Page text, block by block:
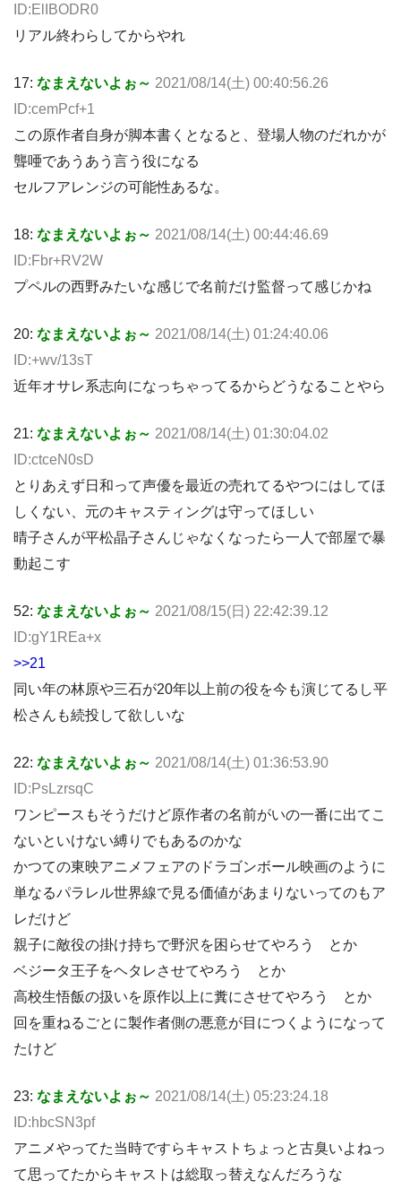
ID:ElIBODR0
リアル終わらしてからやれ
17: なまえないよぉ～ 2021/08/14(土) 00:40:56.26
ID:cemPcf+1
この原作者自身が脚本書くとなると、登場人物のだれかが
聾唖であうあう言う役になる
セルフアレンジの可能性あるな。
18: なまえないよぉ～ 2021/08/14(土) 00:44:46.69
ID:Fbr+RV2W
プペルの西野みたいな感じで名前だけ監督って感じかね
20: なまえないよぉ～ 2021/08/14(土) 01:24:40.06
ID:+wv/13sT
近年オサレ系志向になっちゃってるからどうなることやら
21: なまえないよぉ～ 2021/08/14(土) 01:30:04.02
ID:ctceN0sD
とりあえず日和って声優を最近の売れてるやつにはしてほ
しくない、元のキャスティングは守ってほしい
晴子さんが平松晶子さんじゃなくなったら一人で部屋で暴
動起こす
52: なまえないよぉ～ 2021/08/15(日) 22:42:39.12
ID:gY1REa+x
>>21
同い年の林原や三石が20年以上前の役を今も演じてるし平
松さんも続投して欲しいな
22: なまえないよぉ～ 2021/08/14(土) 01:36:53.90
ID:PsLzrsqC
ワンピースもそうだけど原作者の名前がいの一番に出てこ
ないといけない縛りでもあるのかな
かつての東映アニメフェアのドラゴンボール映画のように
単なるパラレル世界線で見る価値があまりないってのもア
レだけど
親子に敵役の掛け持ちで野沢を困らせてやろう とか
ベジータ王子をヘタレさせてやろう とか
高校生悟飯の扱いを原作以上に糞にさせてやろう とか
回を重ねるごとに製作者側の悪意が目につくようになって
たけど
23: なまえないよぉ～ 2021/08/14(土) 05:23:24.18
ID:hbcSN3pf
アニメやってた当時ですらキャストちょっと古臭いよねっ
て思ってたからキャストは総取っ替えなんだろうな